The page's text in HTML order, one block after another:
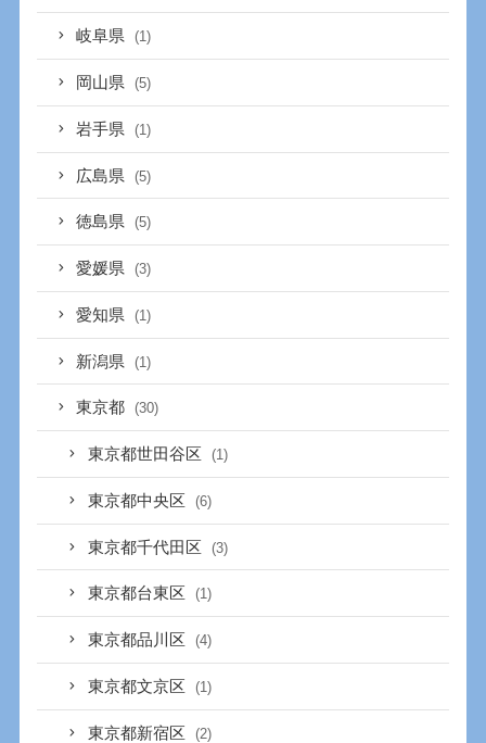
岐阜県 (1)
岡山県 (5)
岩手県 (1)
広島県 (5)
徳島県 (5)
愛媛県 (3)
愛知県 (1)
新潟県 (1)
東京都 (30)
東京都世田谷区 (1)
東京都中央区 (6)
東京都千代田区 (3)
東京都台東区 (1)
東京都品川区 (4)
東京都文京区 (1)
東京都新宿区 (2)